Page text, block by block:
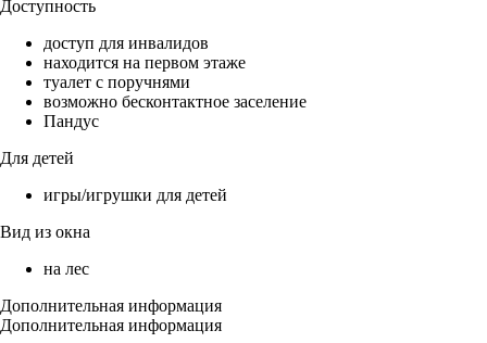
Доступность
доступ для инвалидов
находится на первом этаже
туалет с поручнями
возможно бесконтактное заселение
Пандус
Для детей
игры/игрушки для детей
Вид из окна
на лес
Дополнительная информация
Дополнительная информация